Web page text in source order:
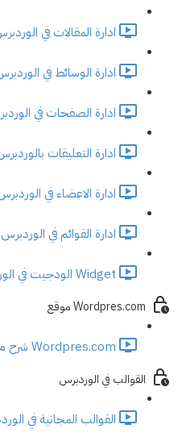
ادارة المقالات في الوردبرس
ادارة الوسائط في الوردبرس
ادارة الصفحات في الوردبرس
ادارة التعليقات بالوردبرس
ادارة الاعضاء في الوردبرس
ادارة القوائم في الوردبرس
Widget الودجيت في الوردبرس (7:34)
Wordpres.com موقع
Wordpres.com شرح موقع (6:25)
القوالب في الوردبرس
القوالب المجانية في